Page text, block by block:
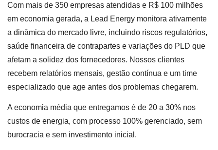
Com mais de 350 empresas atendidas e R$ 100 milhões
em economia gerada, a Lead Energy monitora ativamente
a dinâmica do mercado livre, incluindo riscos regulatórios,
saúde financeira de contrapartes e variações do PLD que
afetam a solidez dos fornecedores. Nossos clientes
recebem relatórios mensais, gestão contínua e um time
especializado que age antes dos problemas chegarem.
A economia média que entregamos é de 20 a 30% nos
custos de energia, com processo 100% gerenciado, sem
burocracia e sem investimento inicial.